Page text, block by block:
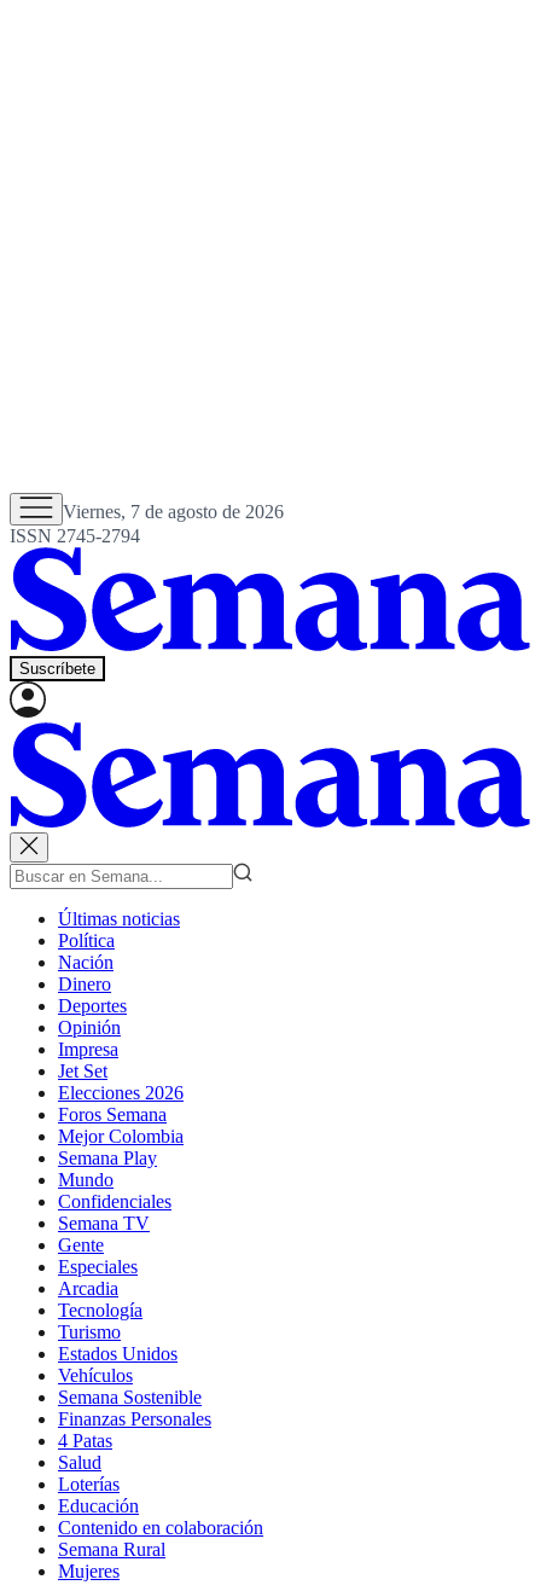
Viernes, 7 de agosto de 2026
ISSN 2745-2794
Suscríbete
Últimas noticias
Política
Nación
Dinero
Deportes
Opinión
Impresa
Jet Set
Elecciones 2026
Foros Semana
Mejor Colombia
Semana Play
Mundo
Confidenciales
Semana TV
Gente
Especiales
Arcadia
Tecnología
Turismo
Estados Unidos
Vehículos
Semana Sostenible
Finanzas Personales
4 Patas
Salud
Loterías
Educación
Contenido en colaboración
Semana Rural
Mujeres